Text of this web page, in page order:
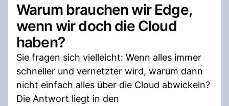
Warum brauchen wir Edge,
wenn wir doch die Cloud
haben?
Sie fragen sich vielleicht: Wenn alles immer
schneller und vernetzter wird, warum dann
nicht einfach alles über die Cloud abwickeln?
Die Antwort liegt in den